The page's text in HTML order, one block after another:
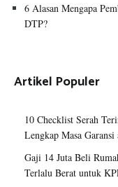
6 Alasan Mengapa
DTP?
Artikel Populer
10 Checklist Serah
Lengkap Masa
Gaji 14 Juta Beli
Terlalu Berat untuk